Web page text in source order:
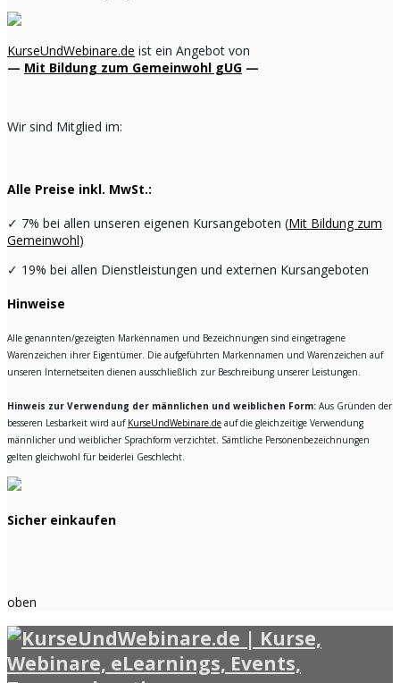
KurseUndWebinare.de ist ein Angebot von
— Mit Bildung zum Gemeinwohl gUG —
Wir sind Mitglied im:
Alle Preise inkl. MwSt.:
✓ 7% bei allen unseren eigenen Kursangeboten (Mit Bildung zum
Gemeinwohl)
✓ 19% bei allen Dienstleistungen und externen Kursangeboten
Hinweise
Alle genannten/gezeigten Markennamen und Bezeichnungen sind eingetragene
Warenzeichen ihrer Eigentümer. Die aufgeführten Markennamen und Warenzeichen auf
unseren Internetseiten dienen ausschließlich zur Beschreibung unserer Leistungen.
Hinweis zur Verwendung der männlichen und weiblichen Form: Aus Gründen der
besseren Lesbarkeit wird auf KurseUndWebinare.de auf die gleichzeitige Verwendung
männlicher und weiblicher Sprachform verzichtet. Sämtliche Personenbezeichnungen
gelten gleichwohl für beiderlei Geschlecht.
Sicher einkaufen
oben